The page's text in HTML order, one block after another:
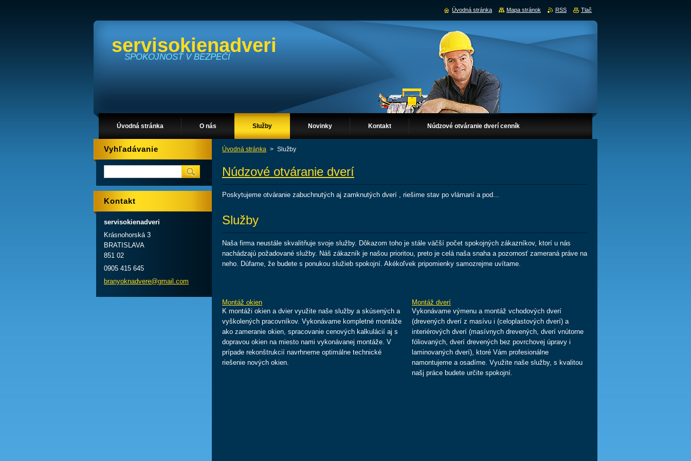
servisokienadveri
SPOKOJNOSŤ V BEZPEČÍ
Úvodná stránka O nás Služby Novinky Kontakt Núdzové otváranie dverí cenník
Úvodná stránka > Služby
Núdzové otváranie dverí
Poskytujeme otváranie zabuchnutých aj zamknutých dverí , riešime stav po vlámaní a pod...
Služby
Naša firma neustále skvalitňuje svoje služby. Dôkazom toho je stále väčší počet spokojných zákazníkov, ktorí u nás
nachádzajú požadované služby. Náš zákazník je našou prioritou, preto je celá naša snaha a pozornosť zameraná práve na
neho. Dúfame, že budete s ponukou služieb spokojní. Akékoľvek pripomienky samozrejme uvítame.
Montáž okien
K montáži okien a dvier využite naše služby a skúsených a
vyškolených pracovníkov. Vykonávame kompletné montáže
ako zameranie okien, spracovanie cenových kalkulácií aj s
dopravou okien na miesto nami vykonávanej montáže. V
prípade rekonštrukcií navrhneme optimálne technické
riešenie nových okien.
Montáž dverí
Vykonávame výmenu a montáž vchodových dverí
(drevených dverí z masívu i (celoplastových dverí) a
interiérových dverí (masívnych drevených, dverí vnútorne
fóliovaných, dverí drevených bez povrchovej úpravy i
laminovaných dverí), ktoré Vám profesionálne
namontujeme a osadíme. Využite naše služby, s kvalitou
našj práce budete určite spokojní.
Vyhľadávanie
Kontakt
servisokienadveri
Krásnohorská 3
BRATISLAVA
851 02
0905 415 645
branyoknadvere@gmail.com
Úvodná stránka Mapa stránok RSS Tlač